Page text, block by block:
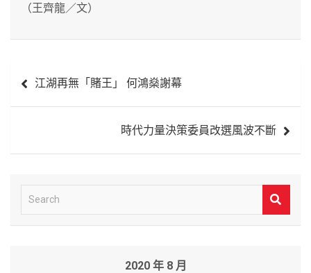
（王齊龍／文）
章
江湖再無「賭王」 何鴻燊謝幕
時代力量決策委員改選風波不斷
e
2020 年 8 月